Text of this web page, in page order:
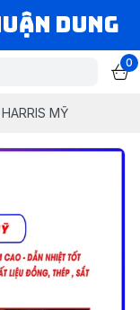
DUNG
0
MỸ